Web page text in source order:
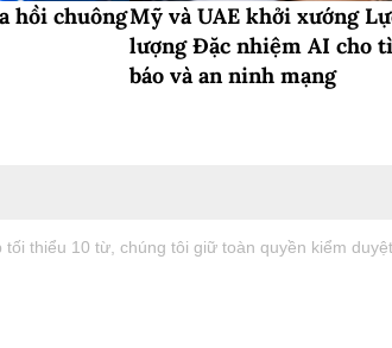
hồi chuôngMỹ và UAE khởi xướng
lượng Đặc nhiệm AI cho
báo và an ninh mạng